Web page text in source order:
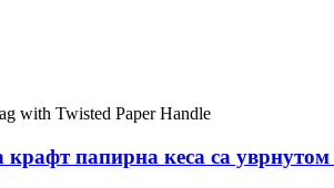
папирна кеса са